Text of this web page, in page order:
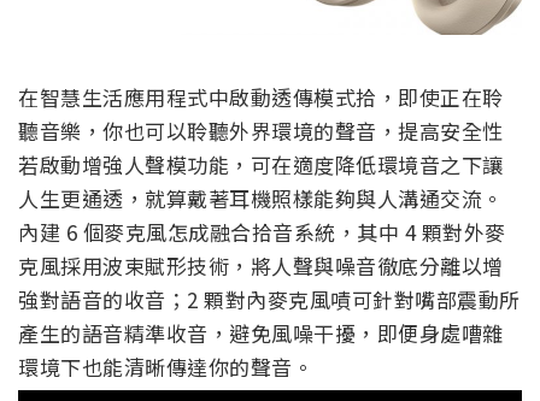
在智慧生活應用程式中啟動透傳模式拾，即使正在聆
聽音樂，你也可以聆聽外界環境的聲音，提高安全性
若啟動增強人聲模功能，可在適度降低環境音之下讓
人生更通透，就算戴著耳機照樣能夠與人溝通交流。
內建 6 個麥克風怎成融合拾音系統，其中 4 顆對外麥
克風採用波束賦形技術，將人聲與噪音徹底分離以增
強對語音的收音；2 顆對內麥克風嘖可針對嘴部震動所
產生的語音精準收音，避免風噪干擾，即便身處嘈雜
環境下也能清晰傳達你的聲音。